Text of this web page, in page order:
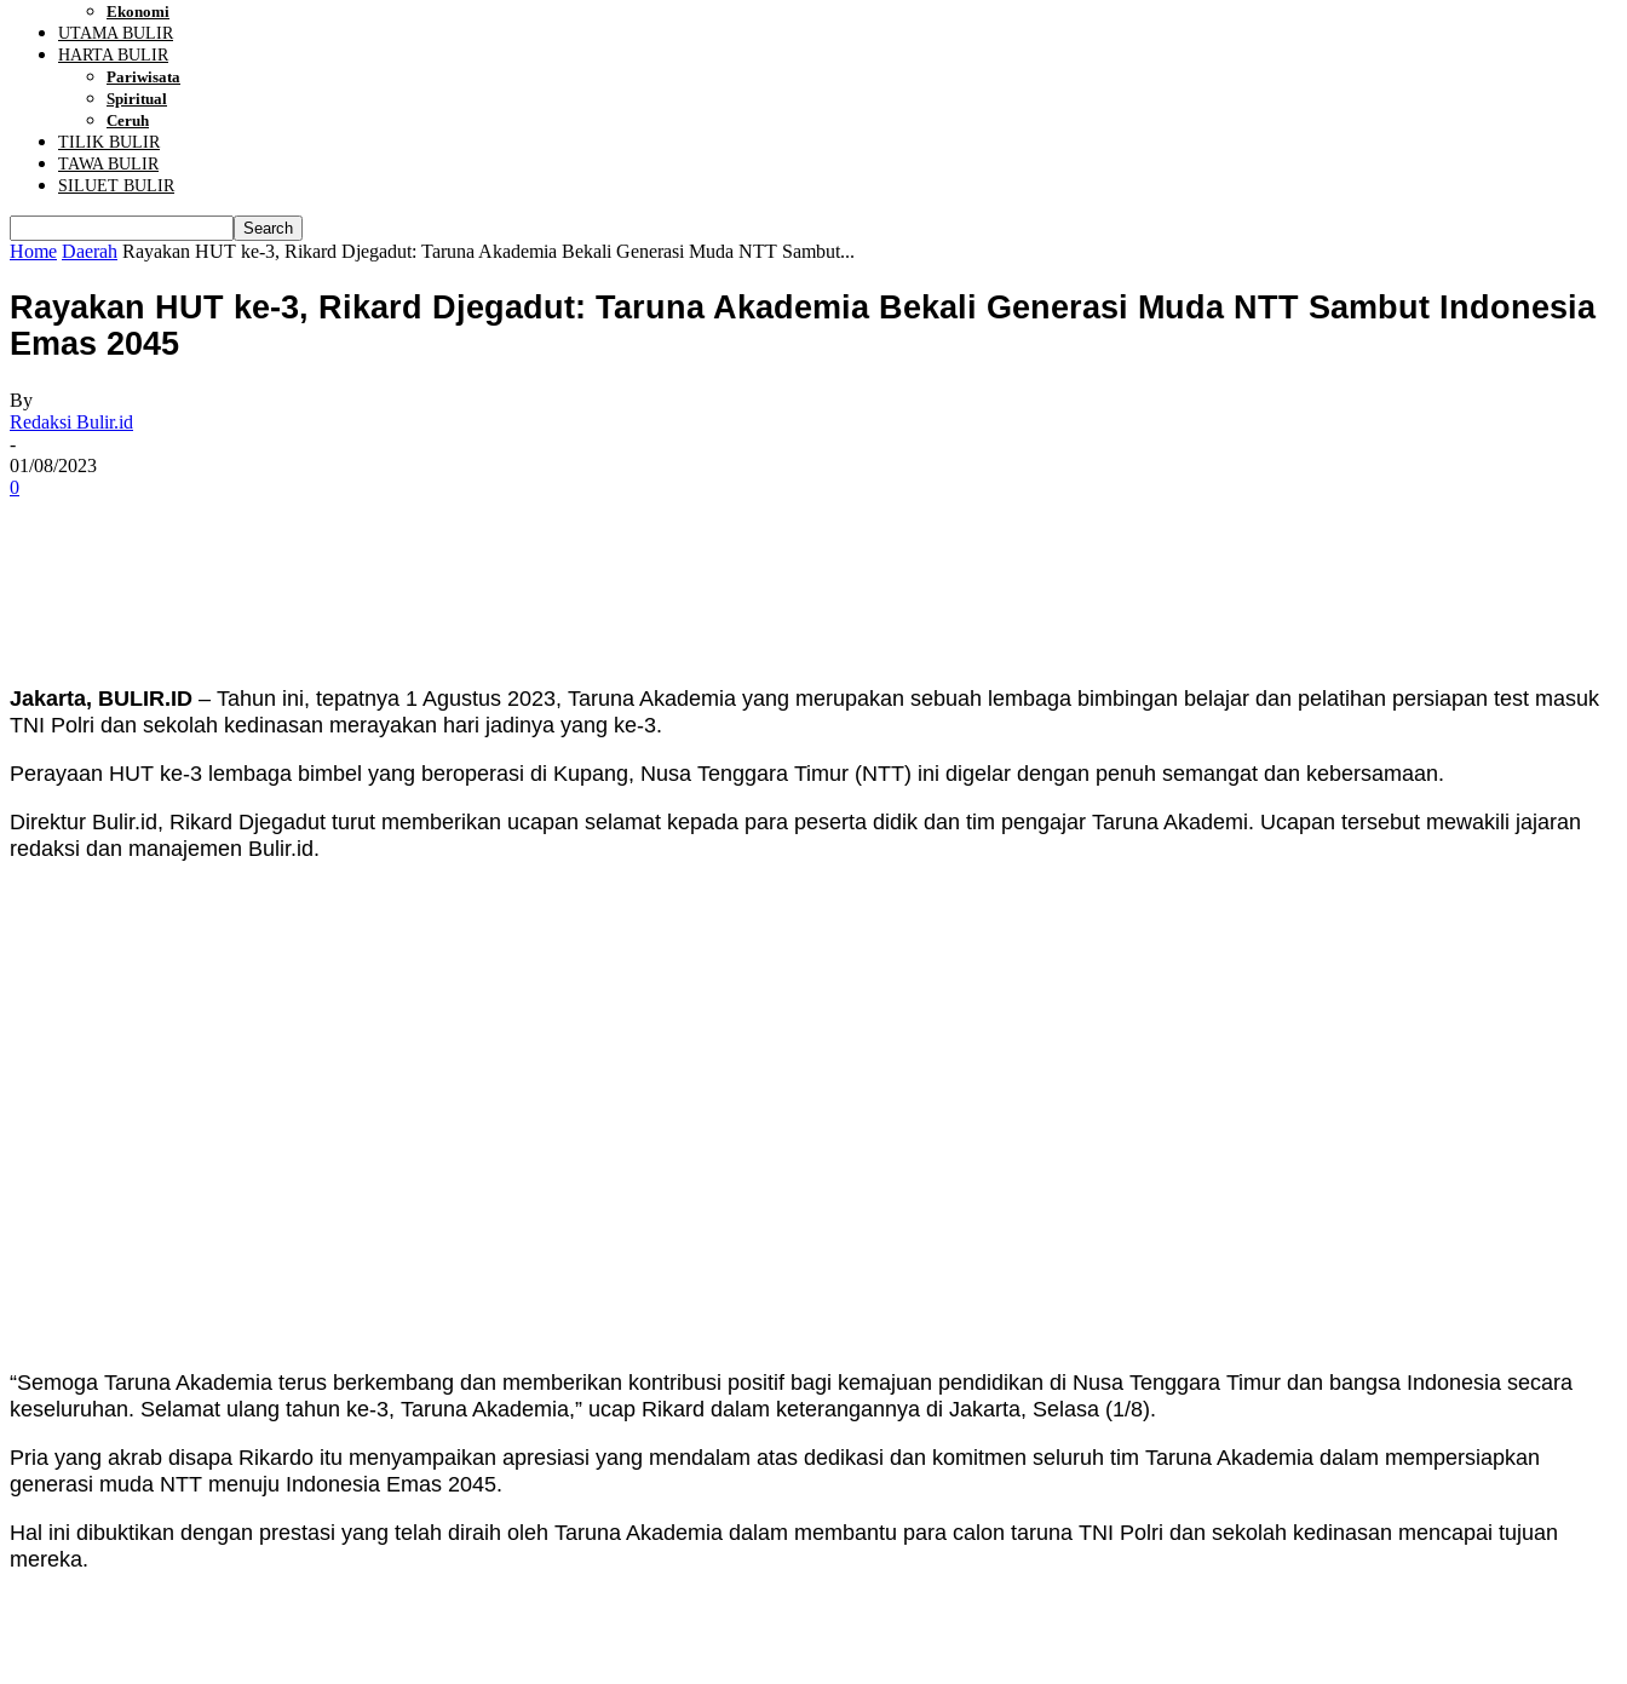
Ekonomi
UTAMA BULIR
HARTA BULIR
Pariwisata
Spiritual
Ceruh
TILIK BULIR
TAWA BULIR
SILUET BULIR
Home Daerah Rayakan HUT ke-3, Rikard Djegadut: Taruna Akademia Bekali Generasi Muda NTT Sambut...
Rayakan HUT ke-3, Rikard Djegadut: Taruna Akademia Bekali Generasi Muda NTT Sambut Indonesia
Emas 2045
By
Redaksi Bulir.id
-
01/08/2023
0
Jakarta, BULIR.ID – Tahun ini, tepatnya 1 Agustus 2023, Taruna Akademia yang merupakan sebuah lembaga bimbingan belajar dan pelatihan persiapan test masuk
TNI Polri dan sekolah kedinasan merayakan hari jadinya yang ke-3.
Perayaan HUT ke-3 lembaga bimbel yang beroperasi di Kupang, Nusa Tenggara Timur (NTT) ini digelar dengan penuh semangat dan kebersamaan.
Direktur Bulir.id, Rikard Djegadut turut memberikan ucapan selamat kepada para peserta didik dan tim pengajar Taruna Akademi. Ucapan tersebut mewakili jajaran
redaksi dan manajemen Bulir.id.
“Semoga Taruna Akademia terus berkembang dan memberikan kontribusi positif bagi kemajuan pendidikan di Nusa Tenggara Timur dan bangsa Indonesia secara
keseluruhan. Selamat ulang tahun ke-3, Taruna Akademia,” ucap Rikard dalam keterangannya di Jakarta, Selasa (1/8).
Pria yang akrab disapa Rikardo itu menyampaikan apresiasi yang mendalam atas dedikasi dan komitmen seluruh tim Taruna Akademia dalam mempersiapkan
generasi muda NTT menuju Indonesia Emas 2045.
Hal ini dibuktikan dengan prestasi yang telah diraih oleh Taruna Akademia dalam membantu para calon taruna TNI Polri dan sekolah kedinasan mencapai tujuan
mereka.